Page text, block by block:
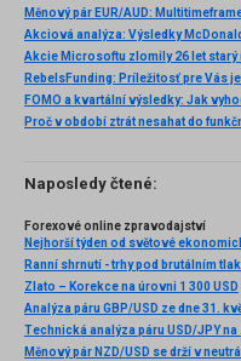
Měnový pár EUR/AUD:
RebelsFunding: Príležitosť pre Vás je
FOMO a kvartální výsledky: Jak
Proč v období ztrát nesahat do
Naposledy čtené:
Forexové online zpravodajství
Nejhorší týden od světové
Ranní shrnutí - trhy pod brutálním
Zlato – Korekce na úrovni 1 300 USD
Technická analýza páru USD/JPY na
Měnový pár NZD/USD se drží v